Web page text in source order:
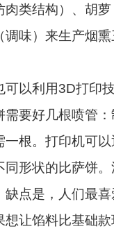
肉类结构）、胡
调味）来生产烟熏
利用3D打印技
要好几根喷管：
一根。打印机可
同形状的比萨饼
缺点是，人们最
想让馅料比基础